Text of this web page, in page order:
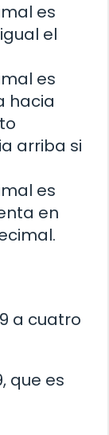
es
el
es
hacia
arriba si
es
en
a cuatro
que es